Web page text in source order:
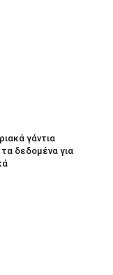
γάντια
δεδομένα για